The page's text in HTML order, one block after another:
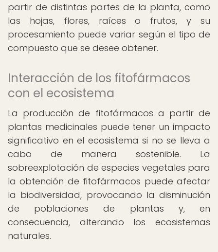
partir de distintas partes de la planta, como
las hojas, flores, raíces o frutos, y su
procesamiento puede variar según el tipo de
compuesto que se desee obtener.
Interacción de los fitofármacos
con el ecosistema
La producción de fitofármacos a partir de
plantas medicinales puede tener un impacto
significativo en el ecosistema si no se lleva a
cabo de manera sostenible. La
sobreexplotación de especies vegetales para
la obtención de fitofármacos puede afectar
la biodiversidad, provocando la disminución
de poblaciones de plantas y, en
consecuencia, alterando los ecosistemas
naturales.